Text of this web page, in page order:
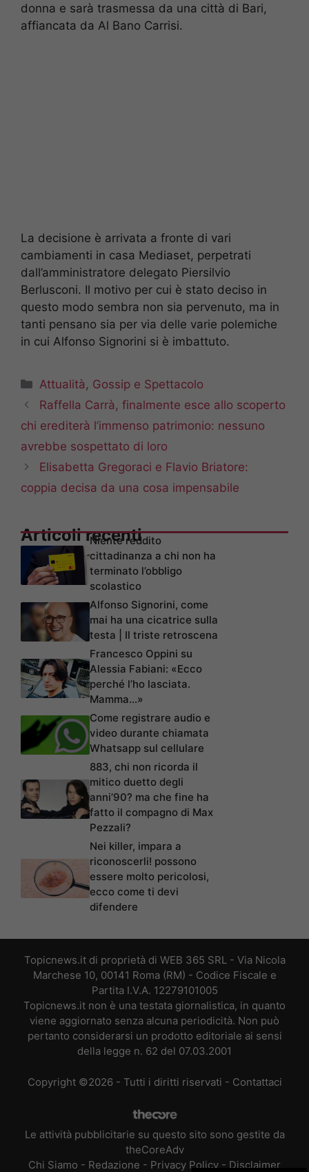
donna e sarà trasmessa da una città di Bari,
affiancata da Al Bano Carrisi.
La decisione è arrivata a fronte di vari
cambiamenti in casa Mediaset, perpetrati
dall’amministratore delegato Piersilvio
Berlusconi. Il motivo per cui è stato deciso in
questo modo sembra non sia pervenuto, ma in
tanti pensano sia per via delle varie polemiche
in cui Alfonso Signorini si è imbattuto.
Categorie
Attualità , Gossip e Spettacolo
Raffella Carrà, finalmente esce allo scoperto
chi erediterà l’immenso patrimonio: nessuno
avrebbe sospettato di loro
Elisabetta Gregoraci e Flavio Briatore:
coppia decisa da una cosa impensabile
Articoli recenti
Niente reddito
cittadinanza a chi non ha
terminato l’obbligo
scolastico
Alfonso Signorini, come
mai ha una cicatrice sulla
testa | Il triste retroscena
Francesco Oppini su
Alessia Fabiani: «Ecco
perché l’ho lasciata.
Mamma…»
Come registrare audio e
video durante chiamata
Whatsapp sul cellulare
883, chi non ricorda il
mitico duetto degli
anni’90? ma che fine ha
fatto il compagno di Max
Pezzali?
Nei killer, impara a
riconoscerli! possono
essere molto pericolosi,
ecco come ti devi
difendere
Topicnews.it di proprietà di WEB 365 SRL - Via Nicola
Marchese 10, 00141 Roma (RM) - Codice Fiscale e
Partita I.V.A. 12279101005
Topicnews.it non è una testata giornalistica, in quanto
viene aggiornato senza alcuna periodicità. Non può
pertanto considerarsi un prodotto editoriale ai sensi
della legge n. 62 del 07.03.2001
Copyright ©2026 - Tutti i diritti riservati - Contattaci
Le attività pubblicitarie su questo sito sono gestite da
theCoreAdv
Chi Siamo - Redazione - Privacy Policy - Disclaimer